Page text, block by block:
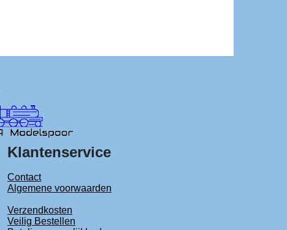
Klantenservice
Contact
Algemene voorwaarden
Verzendkosten
Veilig Bestellen